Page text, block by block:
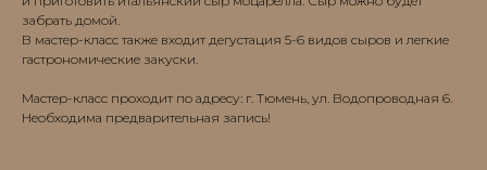
забрать домой.
В мастер-класс также входит дегустация 5-6 видов сыров и легкие
гастрономические закуски.
Мастер-класс проходит по адресу: г. Тюмень, ул. Водопроводная 6.
Необходима предварительная запись!